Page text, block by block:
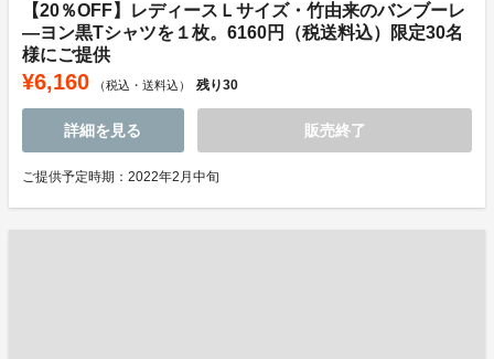
【20％OFF】レディースＬサイズ・竹由来のバンブーレ
―ヨン黒Tシャツを１枚。6160円（税送料込）限定30名
様にご提供
¥6,160 （税込・送料込） 残り30
詳細を見る 販売終了
ご提供予定時期：2022年2月中旬